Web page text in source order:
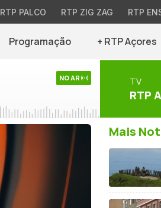
RTP PALCO RTP ZIG ZAG RTP
Programação + RTP Açores
NO AR TV
RTP
Mais